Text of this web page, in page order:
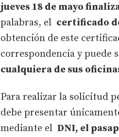
jueves 18 de mayo
palabras, el certificado
obtención de este
correspondencia y puede
cualquiera de sus
Para realizar la solicitud
debe presentar
mediante el DNI, el